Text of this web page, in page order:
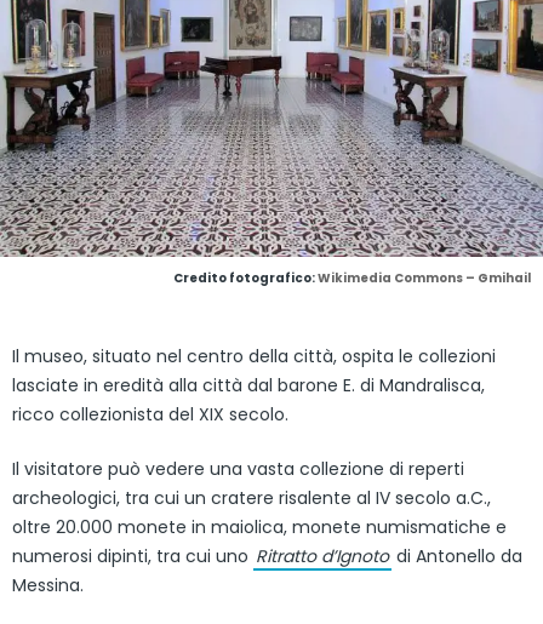
Credito fotografico:Wikimedia Commons – Gmihail
Il museo, situato nel centro della città, ospita le collezioni
lasciate in eredità alla città dal barone E. di Mandralisca,
ricco collezionista del XIX secolo.
Il visitatore può vedere una vasta collezione di reperti
archeologici, tra cui un cratere risalente al IV secolo a.C.,
oltre 20.000 monete in maiolica, monete numismatiche e
numerosi dipinti, tra cui uno Ritratto d’Ignoto di Antonello da
Messina.